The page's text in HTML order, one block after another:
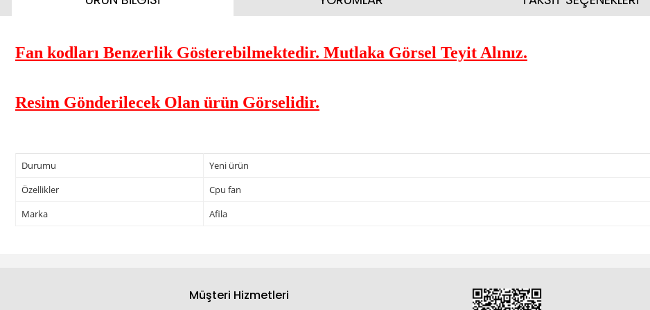
Fan kodları Benzerlik Gösterebilmektedir. Mutlaka Görsel Teyit Alınız.
Resim Gönderilecek Olan ürün Görselidir.
Durumu
Yeni ürün
Özellikler
Cpu fan
Marka
Afila
Müşteri Hizmetleri